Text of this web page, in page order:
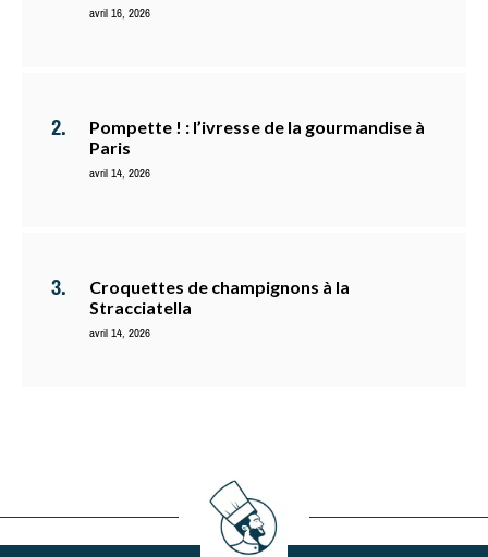
avril 16, 2026
Pompette ! : l’ivresse de la gourmandise à
Paris
avril 14, 2026
Croquettes de champignons à la
Stracciatella
avril 14, 2026